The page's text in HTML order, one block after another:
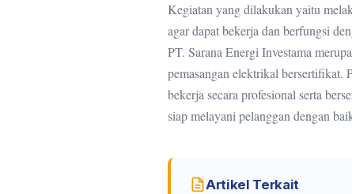
Kegiatan yang dilakukan yaitu
agar dapat bekerja dan berfungsi
PT. Sarana Energi Investama
pemasangan elektrikal bersertifikat.
bekerja secara profesional serta
siap melayani pelanggan dengan
Artikel Terkait